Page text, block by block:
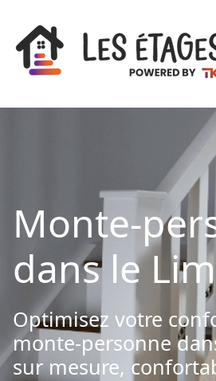
Monte-
dans le
Optimisez votre
monte-personne
sur mesure,